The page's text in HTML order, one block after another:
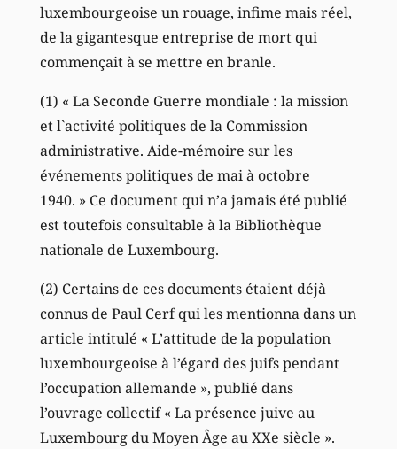
luxembourgeoise un rouage, infime mais réel,
de la gigantesque entreprise de mort qui
commençait à se mettre en branle.
(1) « La Seconde Guerre mondiale : la mission
et l`activité politiques de la Commission
administrative. Aide-mémoire sur les
événements politiques de mai à octobre
1940. » Ce document qui n’a jamais été publié
est toutefois consultable à la Bibliothèque
nationale de Luxembourg.
(2) Certains de ces documents étaient déjà
connus de Paul Cerf qui les mentionna dans un
article intitulé « L’attitude de la population
luxembourgeoise à l’égard des juifs pendant
l’occupation allemande », publié dans
l’ouvrage collectif « La présence juive au
Luxembourg du Moyen Âge au XXe siècle ».